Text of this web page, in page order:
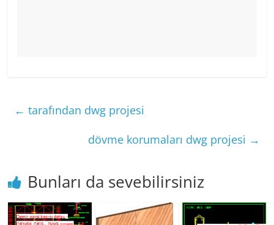
← tarafından dwg projesi
dövme korumaları dwg projesi →
Bunları da sevebilirsiniz